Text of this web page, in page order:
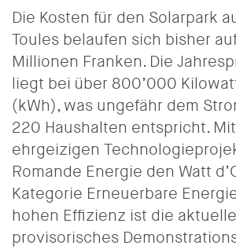
Die Kosten für den Solarpark
Toules belaufen sich bisher
Millionen Franken. Die
liegt bei über 800’000
(kWh), was ungefähr dem
220 Haushalten entspricht.
ehrgeizigen
Romande Energie den Watt
Kategorie Erneuerbare
hohen Effizienz ist die
provisorisches